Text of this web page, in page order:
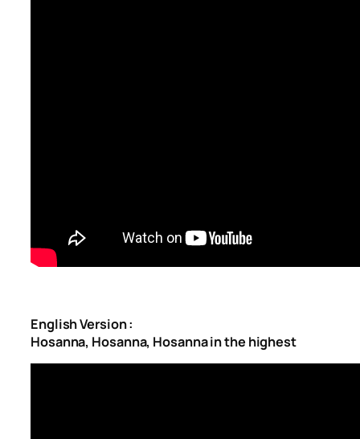
English Version :
Hosanna, Hosanna, Hosanna in the highest